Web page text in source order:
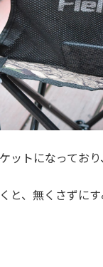
ットになってお
と、無くさずにす